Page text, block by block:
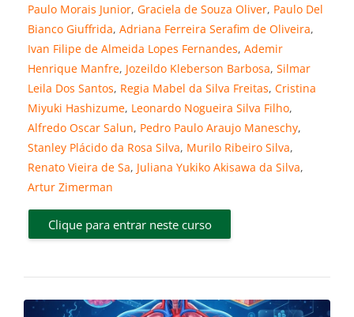
Paulo Morais Junior, Graciela de Souza Oliver, Paulo Del
Bianco Giuffrida, Adriana Ferreira Serafim de Oliveira,
Ivan Filipe de Almeida Lopes Fernandes, Ademir
Henrique Manfre, Jozeildo Kleberson Barbosa, Silmar
Leila Dos Santos, Regia Mabel da Silva Freitas, Cristina
Miyuki Hashizume, Leonardo Nogueira Silva Filho,
Alfredo Oscar Salun, Pedro Paulo Araujo Maneschy,
Stanley Plácido da Rosa Silva, Murilo Ribeiro Silva,
Renato Vieira de Sa, Juliana Yukiko Akisawa da Silva,
Artur Zimerman
Clique para entrar neste curso